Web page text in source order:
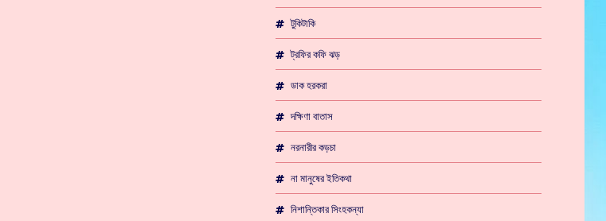
টুকিটাকি
ট্রফির কফি ঝড়
ডাক হরকরা
দক্ষিণা বাতাস
নরনারীর কড়চা
না মানুষের ইতিকথা
নিশান্তিকার সিংহকন্যা